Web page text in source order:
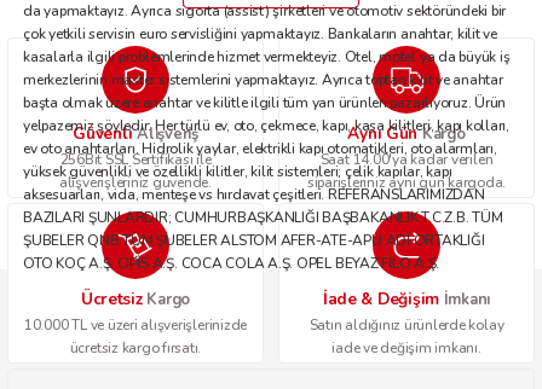
da yapmaktayız. Ayrıca sigorta (assist) şirketleri ve otomotiv sektöründeki bir
çok yetkili servisin euro servisliğini yapmaktayız. Bankaların anahtar, kilit ve
kasalarla ilgili problemlerinde hizmet vermekteyiz. Otel, motel ya da büyük iş
merkezlerinin master sistemlerini yapmaktayız. Ayrıca toptan kilit ve anahtar
başta olmak üzere anahtar ve kilitle ilgili tüm yan ürünleri pazarlıyoruz. Ürün
yelpazemiz şöyledir: Her türlü ev, oto, çekmece, kapı, kasa kilitleri, kapı kolları,
ev oto anahtarları. Hidrolik yaylar, elektrikli kapı otomatikleri, oto alarmları,
yüksek güvenlikli ve özellikli kilitler, kilit sistemleri; çelik kapılar, kapı
aksesuarları, vida, menteşe vs hırdavat çeşitleri. REFERANSLARIMIZDAN
BAZILARI ŞUNLARDIR; CUMHURBAŞKANLIĞI BAŞBAKANLIK T.C.Z.B. TÜM
ŞUBELER QNB TÜM ŞUBELER ALSTOM AFER-ATE-APU ADİ ORTAKLIĞI
OTO KOÇ A.Ş. OPİS A.Ş. COCA COLA A.Ş. OPEL BEYAZ FİLO A.Ş.
GüvenliAlışveriş
256Bit SSL Sertifikası ile
alışverişleriniz güvende.
Aynı GünKargo
Saat 14.00'ya kadar verilen
siparişleriniz aynı gün kargoda.
Ücretsiz Kargo
10.000 TL ve üzeri alışverişlerinizde
ücretsiz kargo fırsatı.
İade & Değişim İmkanı
Satın aldığınız ürünlerde kolay
iade ve değişim imkanı.